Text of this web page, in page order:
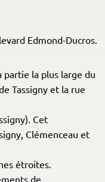
Edmond-Ducros.
la plus large du
Tassigny et la rue
Cet
Clémenceau et
étroites.
de